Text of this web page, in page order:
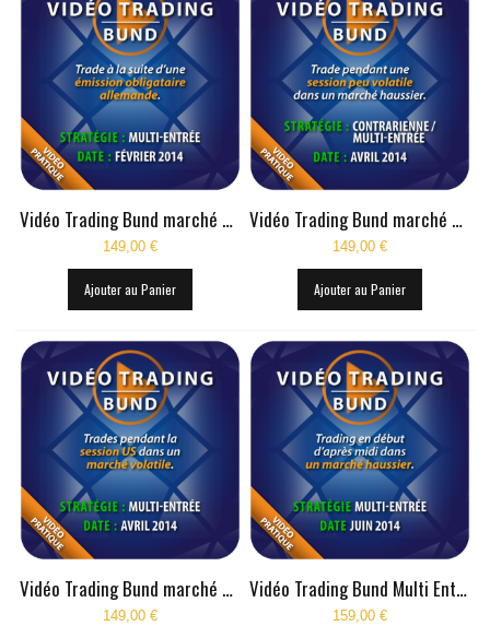
VIDÉOS TRADING SPREAD DAX-STOXX
VIDÉOS TRADING EUR/USD
INFOS PRATIQUES
CONTACT
BLOG
LIVE RADIO New
Vidéo Trading Bund marché haussier
149,00 €
Ajouter au Panier
Vidéo Trading Bund marché haussier Avril 2014
149,00 €
Ajouter au Panier
Vidéo Trading Bund marché haussier tension Ukraine
149,00 €
Vidéo Trading Bund Multi Entree Juin 2014
159,00 €